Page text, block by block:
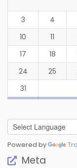
3
4
10
11
17
18
24
25
31
Powered by
Meta